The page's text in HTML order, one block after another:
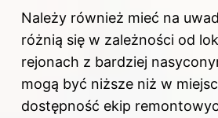
Należy również mieć na
różnią się w zależności od
rejonach z bardziej
mogą być niższe niż w
dostępność ekip